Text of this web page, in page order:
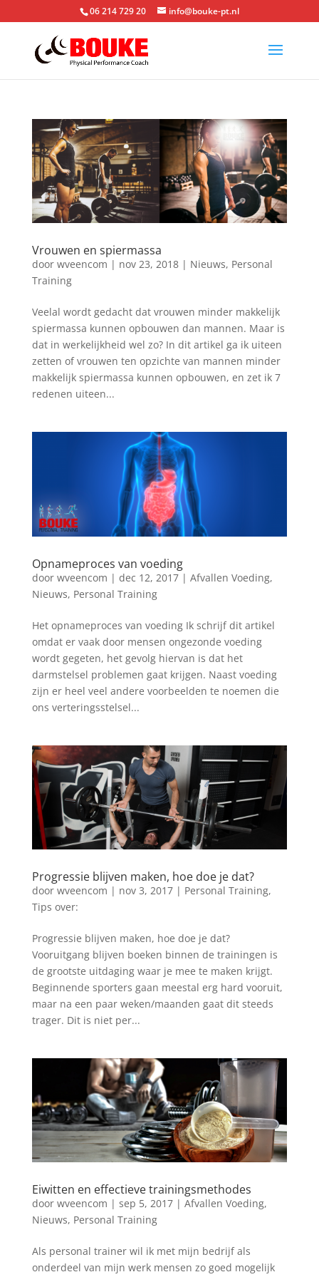
06 214 729 20 info@bouke-pt.nl
Vrouwen en spiermassa
door wveencom | nov 23, 2018| Nieuws, Personal
Training
Veelal wordt gedacht dat vrouwen minder makkelijk
spiermassa kunnen opbouwen dan mannen. Maar is
dat in werkelijkheid wel zo? In dit artikel ga ik uiteen
zetten of vrouwen ten opzichte van mannen minder
makkelijk spiermassa kunnen opbouwen, en zet ik 7
redenen uiteen...
Opnameproces van voeding
door wveencom | dec 12, 2017| Afvallen Voeding,
Nieuws, Personal Training
Het opnameproces van voeding Ik schrijf dit artikel
omdat er vaak door mensen ongezonde voeding
wordt gegeten, het gevolg hiervan is dat het
darmstelsel problemen gaat krijgen. Naast voeding
zijn er heel veel andere voorbeelden te noemen die
ons verteringsstelsel...
Progressie blijven maken, hoe doe je dat?
door wveencom | nov 3, 2017| Personal Training,
Tips over:
Progressie blijven maken, hoe doe je dat?
Vooruitgang blijven boeken binnen de trainingen is
de grootste uitdaging waar je mee te maken krijgt.
Beginnende sporters gaan meestal erg hard vooruit,
maar na een paar weken/maanden gaat dit steeds
trager. Dit is niet per...
Eiwitten en effectieve trainingsmethodes
door wveencom | sep 5, 2017| Afvallen Voeding,
Nieuws, Personal Training
Als personal trainer wil ik met mijn bedrijf als
onderdeel van mijn werk mensen zo goed mogelijk